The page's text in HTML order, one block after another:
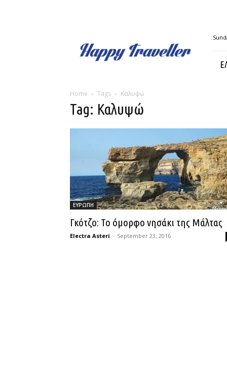
Traveller
Home Tags Καλυψώ
Tag: Καλυψώ
ΕΥΡΩΠΗ
Γκότζο: Το όμορφο νησάκι της Μάλτας
Electra Asteri - September 23, 2016